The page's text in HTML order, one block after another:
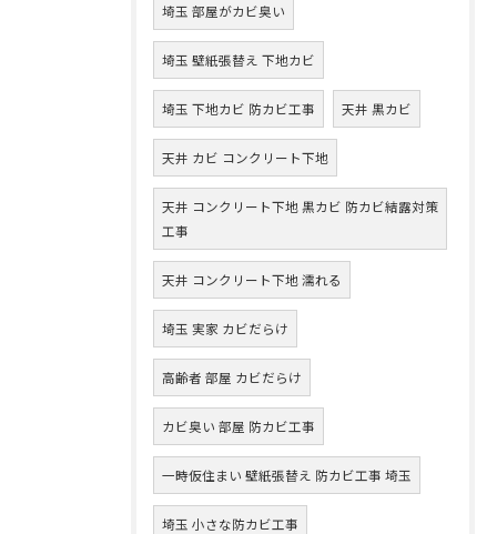
埼玉 部屋がカビ臭い
埼玉 壁紙張替え 下地カビ
埼玉 下地カビ 防カビ工事 天井 黒カビ
天井 カビ コンクリート下地
天井 コンクリート下地 黒カビ 防カビ結露対策
工事
天井 コンクリート下地 濡れる
埼玉 実家 カビだらけ
高齢者 部屋 カビだらけ
カビ臭い 部屋 防カビ工事
一時仮住まい 壁紙張替え 防カビ工事 埼玉
埼玉 小さな防カビ工事